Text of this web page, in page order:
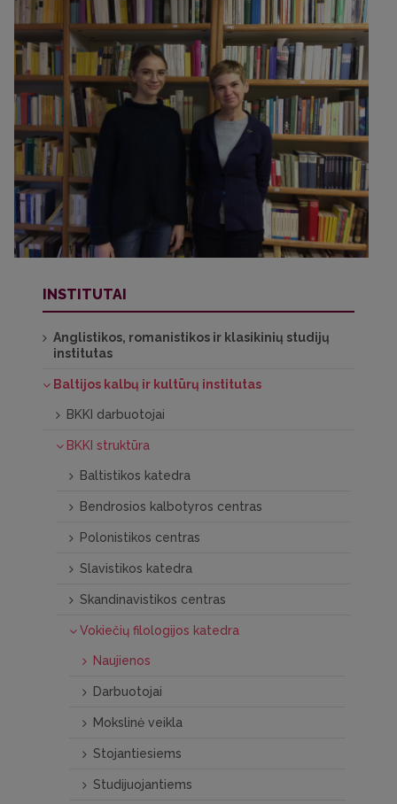
INSTITUTAI
Anglistikos, romanistikos ir klasikinių studijų
institutas
Baltijos kalbų ir kultūrų institutas
BKKI darbuotojai
BKKI struktūra
Baltistikos katedra
Bendrosios kalbotyros centras
Polonistikos centras
Slavistikos katedra
Skandinavistikos centras
Vokiečių filologijos katedra
Naujienos
Darbuotojai
Mokslinė veikla
Stojantiesiems
Studijuojantiems